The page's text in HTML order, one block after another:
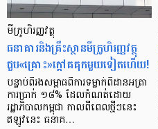
មីក្រូ​ហិរញ្ញវត្ថុ
ធនាគារ​និង​គ្រឹះស្ថាន​មីក្រូ​ហិរញ្ញវត្ថុ​
ជួប«គ្រោះ»ក្តៅ​គគុក​មួយ​ទៀត​ហើយ!
បន្ទាប់​ពី​រង​សម្ពាធ​​ពី​ការ​ទម្លាក់​ពិដាន​អត្រា​
ការ​ប្រាក់ ១៨​% ដែល​កំណត់​ដោយ​
រដ្ឋាភិបាល​កម្ពុជា កាល​ពី​ពេល​ថ្មីៗ​នេះ
ឥឡូវ​នេះ ធនាគ…